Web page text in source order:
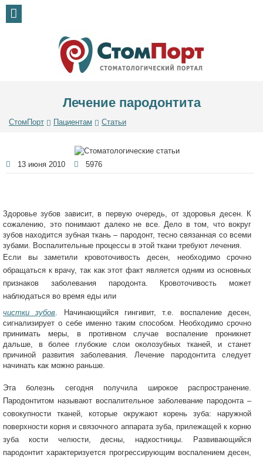
Лечение пародонтита
СтомПорт Пациентам Статьи
13 июня 2010 5976
Здоровье зубов зависит, в первую очередь, от здоровья десен. К
сожалению, это понимают далеко не все. Дело в том, что вокруг
зубов находится зубная ткань – пародонт, тесно связанная со всеми
зубами. Воспалительные процессы в этой ткани требуют лечения.
Если вы заметили кровоточивость десен, необходимо срочно
обращаться к врачу, так как этот факт является одним из основных
признаков заболевания пародонта. Кровоточивость может
наблюдаться во время еды или
чистки зубов . Начинающийся гингивит, т.е. воспаление десен,
сигнализирует о себе именно таким способом. Необходимо срочно
принимать меры, в противном случае воспаление проникнет
дальше, в более глубокие слои околозубных тканей, и станет
причиной развития заболевания. Лечение пародонтита следует
начинать как можно раньше.
Эта болезнь сегодня получила широкое распространение.
Пародонтитом называют воспалительное заболевание пародонта –
совокупности тканей, которые окружают корень зуба: наружной
поверхности корня и связочного аппарата зуба, прилежащей к корню
зуба кости челюсти, десны, надкостницы. Развивающийся
пародонтит характеризуется прогрессирующим воспалением десен,